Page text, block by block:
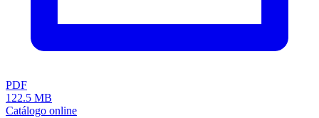
PDF
122.5 MB
Catálogo online